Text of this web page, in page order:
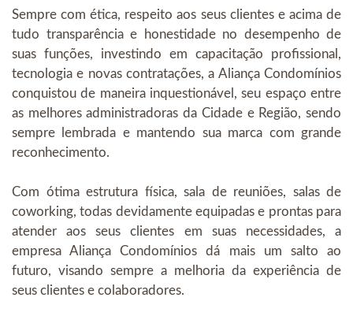
Sempre com ética, respeito aos seus clientes e acima de
tudo transparência e honestidade no desempenho de
suas funções, investindo em capacitação profissional,
tecnologia e novas contratações, a Aliança Condomínios
conquistou de maneira inquestionável, seu espaço entre
as melhores administradoras da Cidade e Região, sendo
sempre lembrada e mantendo sua marca com grande
reconhecimento.
Com ótima estrutura física, sala de reuniões, salas de
coworking, todas devidamente equipadas e prontas para
atender aos seus clientes em suas necessidades, a
empresa Aliança Condomínios dá mais um salto ao
futuro, visando sempre a melhoria da experiência de
seus clientes e colaboradores.